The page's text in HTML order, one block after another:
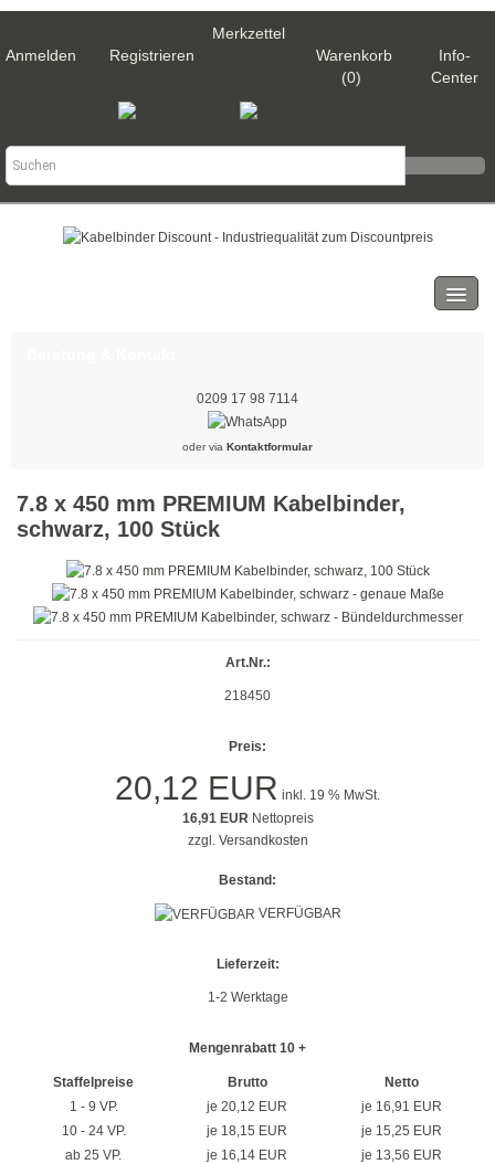
Anmelden Registrieren
Merkzettel
Warenkorb
(0)
Info-
Center
Gold
Farbig
Rot
Hellbraun
Rosa
0209 17 98 7114
oder via Kontaktformular
7.8 x 450 mm PREMIUM Kabelbinder,
schwarz, 100 Stück
Art.Nr.:
218450
Preis:
20,12 EUR inkl. 19 % MwSt.
16,91 EUR Nettopreis
zzgl. Versandkosten
Bestand:
VERFÜGBAR
Lieferzeit:
1-2 Werktage
Mengenrabatt 10 +
Staffelpreise Brutto
Netto
1 - 9 VP.
je 20,12 EUR
je 16,91 EUR
10 - 24 VP.
je 18,15 EUR
je 15,25 EUR
ab 25 VP.
je 16,14 EUR je 13,56 EUR